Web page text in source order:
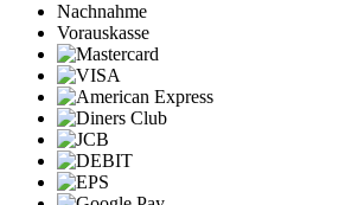
Nachnahme
Vorauskasse